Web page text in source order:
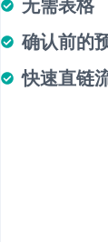
无需表格
确认前的
快速直链